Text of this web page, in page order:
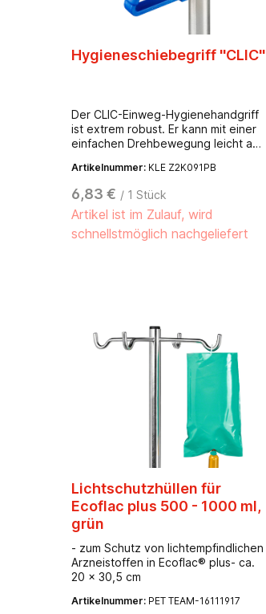
Hygieneschiebegriff ''CLIC''
Der CLIC-Einweg-Hygienehandgriff
ist extrem robust. Er kann mit einer
einfachen Drehbewegung leicht am
angebracht und wieder entfernt
werden. Jeder Patient benutzt nur
seinen Handgriff während des
Klinikaufenthaltes.- Material:
Kunststoff- Adaptierbar an:
Rundrohr Ø 25 mm- Abmessungen:
Artikelnummer: KLE Z2K091PB
6,83 € / 1 Stück
Artikel ist im Zulauf, wird
schnellstmöglich nachgeliefert
Lichtschutzhüllen für
Ecoflac plus 500 - 1000 ml,
grün
- zum Schutz von lichtempfindlichen
Arzneistoffen in Ecoflac® plus- ca.
20 x 30,5 cm
Artikelnummer: PET TEAM-16111917